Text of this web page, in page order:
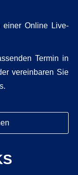
einer Online Live-
Termin in
vereinbaren Sie